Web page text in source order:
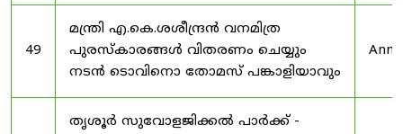
49
മന്ത്രി എ.കെ.ശശീന്ദ്രൻ വനമിത്ര
പുരസ്‌കാരങ്ങൾ വിതരണം ചെയ്യും
നടൻ ടൊവിനൊ തോമസ് പങ്കാളിയാവും
തൃശൂർ സുവോളജിക്കൽ പാർക്ക് -